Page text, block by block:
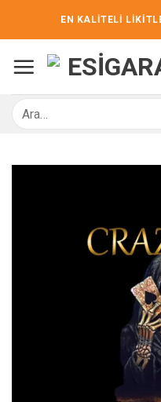
EN KALİTELİ
Ara: